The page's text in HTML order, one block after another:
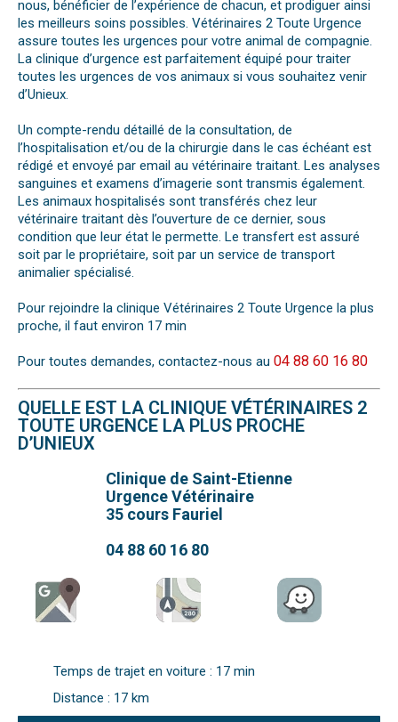
nous, bénéficier de l’expérience de chacun, et prodiguer ainsi
les meilleurs soins possibles. Vétérinaires 2 Toute Urgence
assure toutes les urgences pour votre animal de compagnie.
La clinique d’urgence est parfaitement équipé pour traiter
toutes les urgences de vos animaux si vous souhaitez venir
d’Unieux.
Un compte-rendu détaillé de la consultation, de
l’hospitalisation et/ou de la chirurgie dans le cas échéant est
rédigé et envoyé par email au vétérinaire traitant. Les analyses
sanguines et examens d’imagerie sont transmis également.
Les animaux hospitalisés sont transférés chez leur
vétérinaire traitant dès l’ouverture de ce dernier, sous
condition que leur état le permette. Le transfert est assuré
soit par le propriétaire, soit par un service de transport
animalier spécialisé.
Pour rejoindre la clinique Vétérinaires 2 Toute Urgence la plus
proche, il faut environ 17 min
Pour toutes demandes, contactez-nous au 04 88 60 16 80
QUELLE EST LA CLINIQUE VÉTÉRINAIRES 2
TOUTE URGENCE LA PLUS PROCHE
D’UNIEUX
Clinique de Saint-Etienne
Urgence Vétérinaire
35 cours Fauriel
04 88 60 16 80
Temps de trajet en voiture : 17 min
Distance : 17 km